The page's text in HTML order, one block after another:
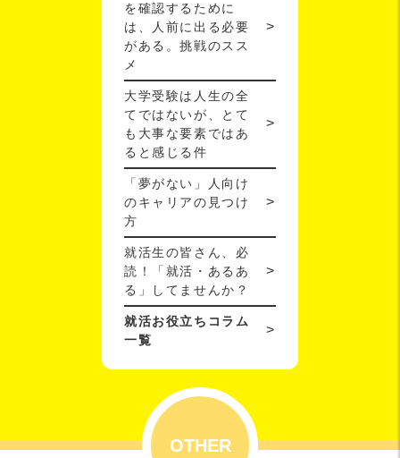
を確認するために
は、人前に出る必要
がある。挑戦のスス
メ
大学受験は人生の全
てではないが、とて
も大事な要素ではあ
ると感じる件
「夢がない」人向け
のキャリアの見つけ
方
就活生の皆さん、必
読！「就活・あるあ
る」してませんか？
就活お役立ちコラム
一覧
OTHER